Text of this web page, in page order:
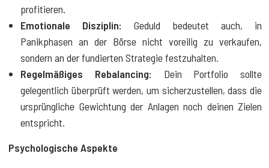
profitieren.
Emotionale Disziplin: Geduld bedeutet auch, in
Panikphasen an der Börse nicht voreilig zu verkaufen,
sondern an der fundierten Strategie festzuhalten.
Regelmäßiges Rebalancing: Dein Portfolio sollte
gelegentlich überprüft werden, um sicherzustellen, dass die
ursprüngliche Gewichtung der Anlagen noch deinen Zielen
entspricht.
Psychologische Aspekte